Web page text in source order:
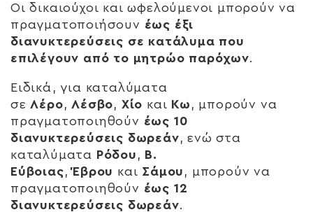
Οι δικαιούχοι και ωφελούμενοι μπορούν να
πραγματοποιήσουν έως έξι
διανυκτερεύσεις σε κατάλυμα που
επιλέγουν από το μητρώο παρόχων.
Ειδικά, για καταλύματα
σεΛέρο,Λέσβο, Χίο και Κω , μπορούν να
πραγματοποιηθούν έως 10
διανυκτερεύσεις δωρεάν, ενώ στα
καταλύματα Ρόδου , Β.
Εύβοιας,Έβρου και Σάμου , μπορούν να
πραγματοποιηθούν έως 12
διανυκτερεύσεις δωρεάν.